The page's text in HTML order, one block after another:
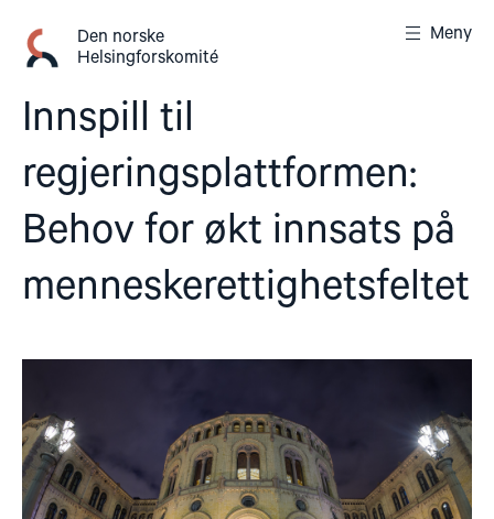
innhold
Den norske
Helsingforskomité
Meny
Innspill til
regjeringsplattformen:
Behov for økt innsats på
menneskerettighetsfeltet